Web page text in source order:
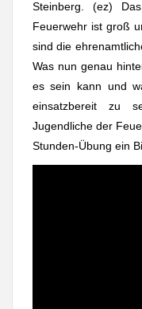
Steinberg. (ez)
Feuerwehr ist groß
sind die
Was nun genau
es sein kann und
einsatzbereit zu
Jugendliche der
Stunden-Übung ein